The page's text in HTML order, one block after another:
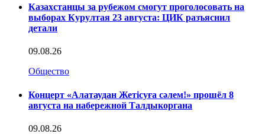
Казахстанцы за рубежом смогут проголосовать на
выборах Курултая 23 августа: ЦИК разъяснил
детали
09.08.26
Общество
Концерт «Алатаудан Жетісуға сәлем!» прошёл 8
августа на набережной Талдыкоргана
09.08.26